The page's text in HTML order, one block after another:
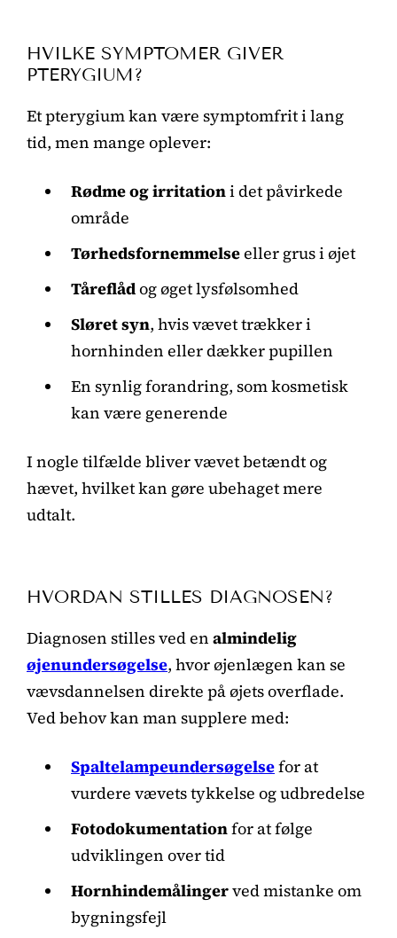
HVILKE SYMPTOMER GIVER
PTERYGIUM?
Et pterygium kan være symptomfrit i lang
tid, men mange oplever:
Rødme og irritationi det påvirkede
område
Tørhedsfornemmelseeller grus i øjet
Tåreflådog øget lysfølsomhed
Sløret syn, hvis vævet trækker i
hornhinden eller dækker pupillen
En synlig forandring, som kosmetisk
kan være generende
I nogle tilfælde bliver vævet betændt og
hævet, hvilket kan gøre ubehaget mere
udtalt.
HVORDAN STILLES DIAGNOSEN?
Diagnosen stilles ved en almindelig
øjenundersøgelse, hvor øjenlægen kan se
vævsdannelsen direkte på øjets overflade.
Ved behov kan man supplere med:
Spaltelampeundersøgelsefor at
vurdere vævets tykkelse og udbredelse
Fotodokumentationfor at følge
udviklingen over tid
Hornhindemålingerved mistanke om
bygningsfejl